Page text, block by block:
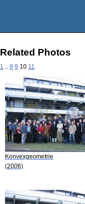
Related Photos
1 8 9 10 11
Konvexgeometrie
(2006)